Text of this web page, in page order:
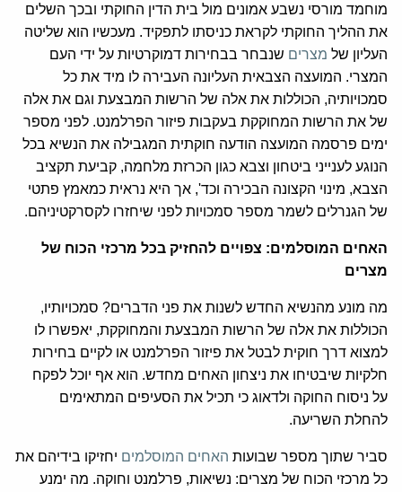
מוחמד מורסי נשבע אמונים מול בית הדין החוקתי ובכך השלים
את ההליך החוקתי לקראת כניסתו לתפקיד. מעכשיו הוא שליטה
העליון של מצרים שנבחר בבחירות דמוקרטיות על ידי העם
המצרי. המועצה הצבאית העליונה העבירה לו מיד את כל
סמכויותיה, הכוללות את אלה של הרשות המבצעת וגם את אלה
של את הרשות המחוקקת בעקבות פיזור הפרלמנט. לפני מספר
ימים פרסמה המועצה הודעה חוקתית המגבילה את הנשיא בכל
הנוגע לענייני ביטחון וצבא כגון הכרזת מלחמה, קביעת תקציב
הצבא, מינוי הקצונה הבכירה וכד', אך היא נראית כמאמץ פתטי
של הגנרלים לשמר מספר סמכויות לפני שיחזרו לקסרקטיניהם.
האחים המוסלמים: צפויים להחזיק בכל מרכזי הכוח של
מצרים
מה מונע מהנשיא החדש לשנות את פני הדברים? סמכויותיו,
הכוללות את אלה של הרשות המבצעת והמחוקקת, יאפשרו לו
למצוא דרך חוקית לבטל את פיזור הפרלמנט או לקיים בחירות
חלקיות שיבטיחו את ניצחון האחים מחדש. הוא אף יוכל לפקח
על ניסוח החוקה ולדאוג כי תכיל את הסעיפים המתאימים
להחלת השריעה.
סביר שתוך מספר שבועות האחים המוסלמים יחזיקו בידיהם את
כל מרכזי הכוח של מצרים: נשיאות, פרלמנט וחוקה. מה ימנע